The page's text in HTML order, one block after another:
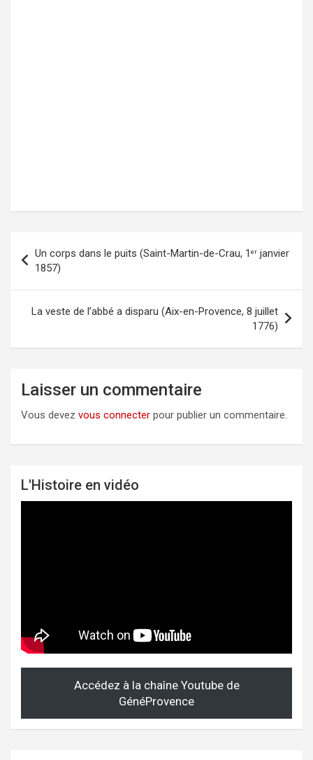
Navigation
l’article
Un corps dans le puits (Saint-Martin-de-Crau, 1 er janvier
1857)
La veste de l’abbé a disparu (Aix-en-Provence, 8 juillet
1776)
Laisser un commentaire
Vous devez vous connecter pour publier un commentaire.
L'Histoire en vidéo
Accédez à la chaîne Youtube de
GénéProvence